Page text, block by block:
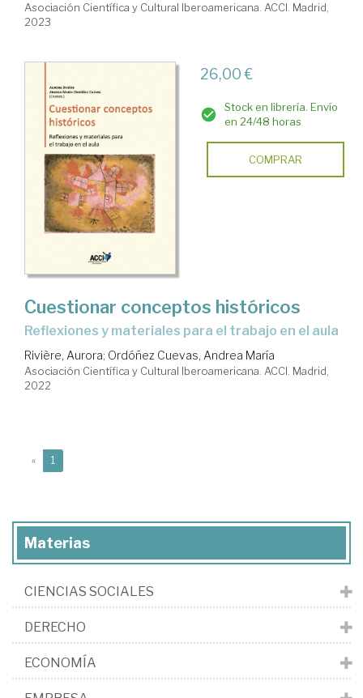
Asociación Científica y Cultural Iberoamericana. ACCI. Madrid,
2023
26,00 €
Stock en librería. Envío
en 24/48 horas
COMPRAR
Cuestionar conceptos históricos
reflexiones y materiales para el trabajo en el aula
Rivière, Aurora; Ordóñez Cuevas, Andrea María
Asociación Científica y Cultural Iberoamericana. ACCI. Madrid,
2022
« 1
Materias
CIENCIAS SOCIALES
DERECHO
ECONOMÍA